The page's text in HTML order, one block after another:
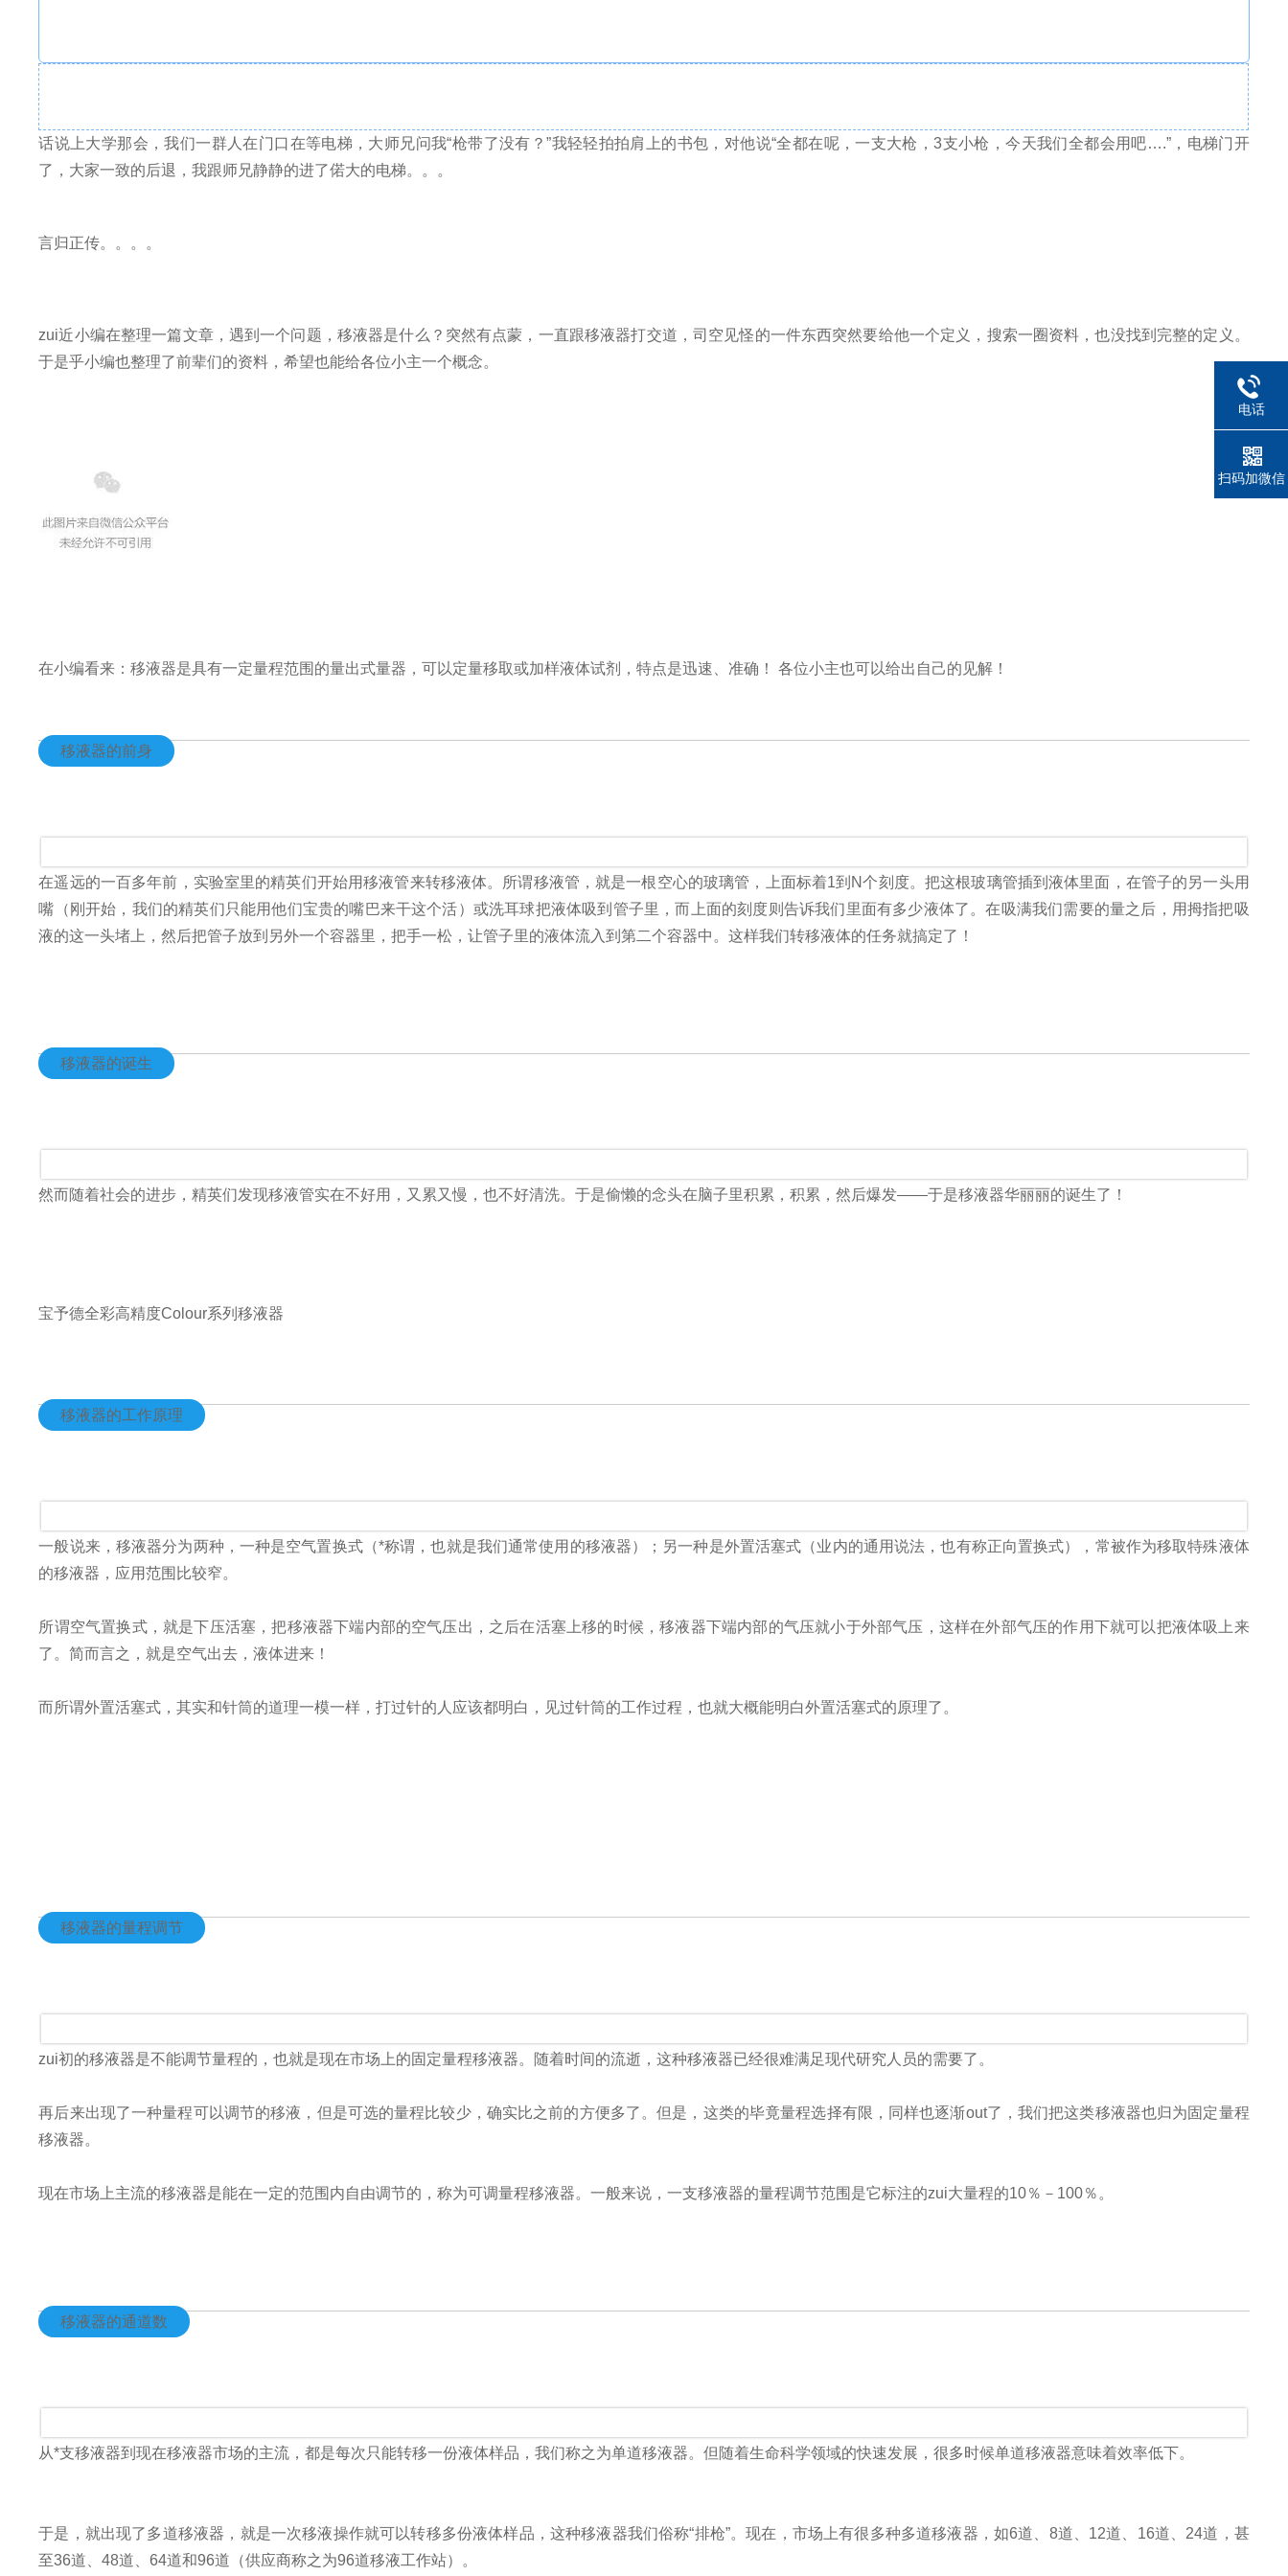
话说上大学那会，我们一群人在门口在等电梯，大师兄问我“枪带了没有？”我轻轻拍拍肩上的书包，对他说“全都在呢，一支大枪，3支小枪，今天我们全都会用吧….”，电梯门开
了，大家一致的后退，我跟师兄静静的进了偌大的电梯。。。
言归正传。。。。
zui近小编在整理一篇文章，遇到一个问题，移液器是什么？突然有点蒙，一直跟移液器打交道，司空见怪的一件东西突然要给他一个定义，搜索一圈资料，也没找到完整的定义。
于是乎小编也整理了前辈们的资料，希望也能给各位小主一个概念。
在小编看来：移液器是具有一定量程范围的量出式量器，可以定量移取或加样液体试剂，特点是迅速、准确！ 各位小主也可以给出自己的见解！
移液器的前身
在遥远的一百多年前，实验室里的精英们开始用移液管来转移液体。所谓移液管，就是一根空心的玻璃管，上面标着1到N个刻度。把这根玻璃管插到液体里面，在管子的另一头用
嘴（刚开始，我们的精英们只能用他们宝贵的嘴巴来干这个活）或洗耳球把液体吸到管子里，而上面的刻度则告诉我们里面有多少液体了。在吸满我们需要的量之后，用拇指把吸
液的这一头堵上，然后把管子放到另外一个容器里，把手一松，让管子里的液体流入到第二个容器中。这样我们转移液体的任务就搞定了！
移液器的诞生
然而随着社会的进步，精英们发现移液管实在不好用，又累又慢，也不好清洗。于是偷懒的念头在脑子里积累，积累，然后爆发——于是移液器华丽丽的诞生了！
宝予德全彩高精度Colour系列移液器
移液器的工作原理
一般说来，移液器分为两种，一种是空气置换式（*称谓，也就是我们通常使用的移液器）；另一种是外置活塞式（业内的通用说法，也有称正向置换式），常被作为移取特殊液体
的移液器，应用范围比较窄。
所谓空气置换式，就是下压活塞，把移液器下端内部的空气压出，之后在活塞上移的时候，移液器下端内部的气压就小于外部气压，这样在外部气压的作用下就可以把液体吸上来
了。简而言之，就是空气出去，液体进来！
而所谓外置活塞式，其实和针筒的道理一模一样，打过针的人应该都明白，见过针筒的工作过程，也就大概能明白外置活塞式的原理了。
移液器的量程调节
zui初的移液器是不能调节量程的，也就是现在市场上的固定量程移液器。随着时间的流逝，这种移液器已经很难满足现代研究人员的需要了。
再后来出现了一种量程可以调节的移液，但是可选的量程比较少，确实比之前的方便多了。但是，这类的毕竟量程选择有限，同样也逐渐out了，我们把这类移液器也归为固定量程
移液器。
现在市场上主流的移液器是能在一定的范围内自由调节的，称为可调量程移液器。一般来说，一支移液器的量程调节范围是它标注的zui大量程的10％－100％。
移液器的通道数
从*支移液器到现在移液器市场的主流，都是每次只能转移一份液体样品，我们称之为单道移液器。但随着生命科学领域的快速发展，很多时候单道移液器意味着效率低下。
于是，就出现了多道移液器，就是一次移液操作就可以转移多份液体样品，这种移液器我们俗称“排枪”。现在，市场上有很多种多道移液器，如6道、8道、12道、16道、24道，甚
至36道、48道、64道和96道（供应商称之为96道移液工作站）。
电话
扫码加微信